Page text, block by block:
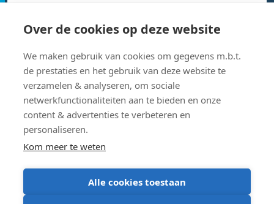
Studie- of vakgebied *
Op de hoogte blijven?
Over de cookies op deze website
We maken gebruik van cookies om gegevens m.b.t.
de prestaties en het gebruik van deze website te
verzamelen & analyseren, om sociale
netwerkfunctionaliteiten aan te bieden en onze
content & advertenties te verbeteren en
personaliseren.
Kom meer te weten
Alle cookies toestaan